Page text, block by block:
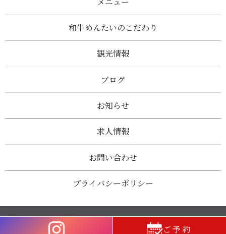
ご予約
和牛めんたいのこだわり
観光情報
ブログ
お知らせ
求人情報
お問い合わせ
プライバシーポリシー
Copyright © 和牛めんたい 神楽 太宰府店 All Rights Reserved.